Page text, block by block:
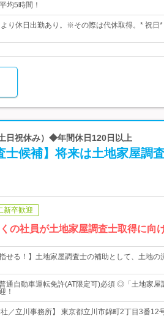
均5時間！
り休日出勤あり。※その際は代休取得。* 祝日*
日祝休み）◆年間休日120日以上
候補】将来は土地家屋調
新卒歓迎
の社員が土地家屋調査士取得に向
せる！】土地家屋調査士の補助として、土地の
通自動車運転免許(AT限定可)必須 ◎「土地家屋
！
／立川事務所】 東京都立川市錦町2丁目3番12